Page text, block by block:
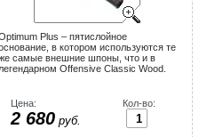
Plus – пятислойное
в котором используются те
самые внешние шпоны, что и в
легендарном Offensive Classic Wood.
Цена:
2 680 руб.
Кол-во: